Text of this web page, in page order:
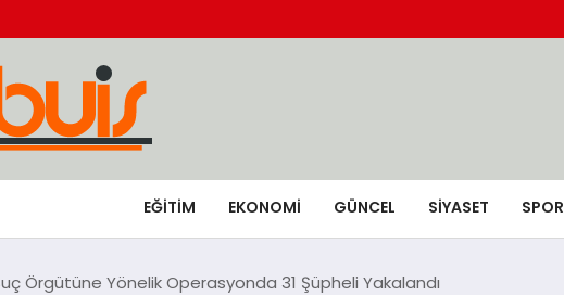
EĞİTİM EKONOMİ GÜNCEL SIYASET SPOR
Örgütüne Yönelik Operasyonda 31 Şüpheli Yakalandı